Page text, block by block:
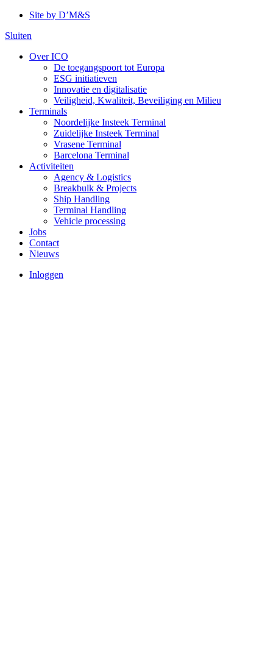
Menu:
Site by D’M&S
Sluiten
Menu:
canvas
Over ICO
De toegangspoort tot Europa
ESG initiatieven
Innovatie en digitalisatie
Veiligheid, Kwaliteit, Beveiliging en Milieu
Terminals
Noordelijke Insteek Terminal
Zuidelijke Insteek Terminal
Vrasene Terminal
Barcelona Terminal
Activiteiten
Agency & Logistics
Breakbulk & Projects
Ship Handling
Terminal Handling
Vehicle processing
Jobs
Contact
Nieuws
Inloggen